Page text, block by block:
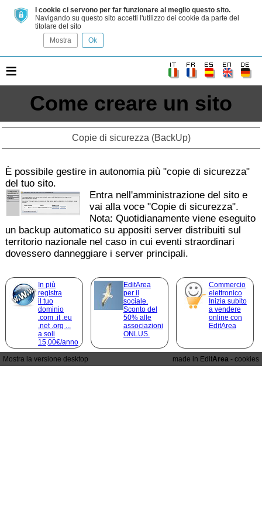
I cookie ci servono per far funzionare al meglio questo sito.
Navigando su questo sito accetti l'utilizzo dei cookie da parte del
titolare del sito
Mostra
Ok
≡
Come creare un sito
Copie di sicurezza (BackUp)
È possibile gestire in autonomia più "copie di sicurezza"
del tuo sito.
Entra nell'amministrazione del sito e
vai alla voce "Copie di sicurezza".
Nota: Quotidianamente viene eseguito
un backup automatico su appositi server distribuiti sul
territorio nazionale nel caso in cui eventi straordinari
dovessero danneggiare i server principali.
In più
registra
il tuo
dominio
.com .it .eu
.net .org ...
a soli
15,00€/anno
EditArea
per il
sociale.
Sconto del
50% alle
associazioni
ONLUS.
Commercio
elettronico
Inizia subito
a vendere
online con
EditArea
Mostra la versione desktop made in EditArea - cookies